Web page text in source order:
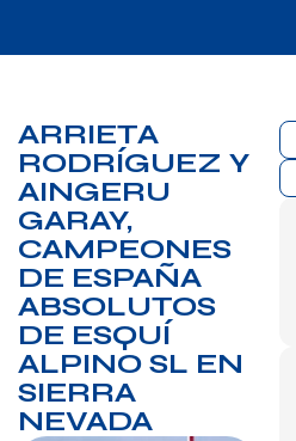
ARRIETA
RODRÍGUEZ Y
AINGERU
GARAY,
CAMPEONES
DE ESPAÑA
ABSOLUTOS
DE ESQUÍ
ALPINO SL EN
SIERRA
NEVADA